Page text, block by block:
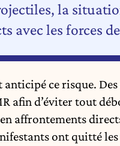
la
avec les forces
ce risque.
afin d’éviter tout
affrontements
ont quitté